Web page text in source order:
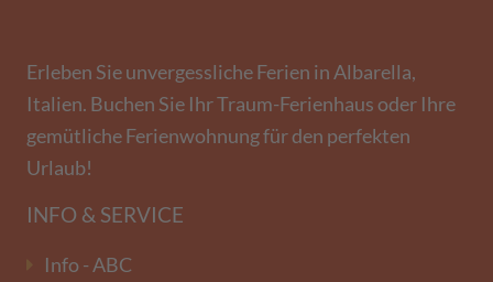
Erleben Sie unvergessliche Ferien in Albarella,
Italien. Buchen Sie Ihr Traum-Ferienhaus oder Ihre
gemütliche Ferienwohnung für den perfekten
Urlaub!
INFO & SERVICE
Info - ABC